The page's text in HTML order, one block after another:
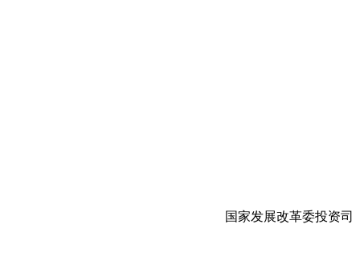
国家发展改革委投资司